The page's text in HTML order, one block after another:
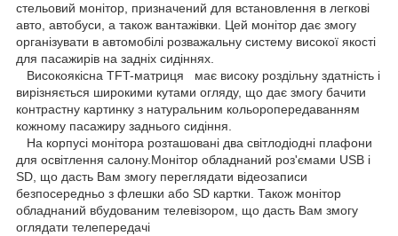
стельовий монітор, призначений для встановлення в легкові
авто, автобуси, а також вантажівки. Цей монітор дає змогу
організувати в автомобілі розважальну систему високої якості
для пасажирів на задніх сидіннях.
Високоякісна TFT-матриця має високу роздільну здатність і
вирізняється широкими кутами огляду, що дає змогу бачити
контрастну картинку з натуральним кольоропередаванням
кожному пасажиру заднього сидіння.
На корпусі монітора розташовані два світлодіодні плафони
для освітлення салону.Монітор обладнаний роз'ємами USB і
SD, що дасть Вам змогу переглядати відеозаписи
безпосередньо з флешки або SD картки. Також монітор
обладнаний вбудованим телевізором, що дасть Вам змогу
оглядати телепередачі